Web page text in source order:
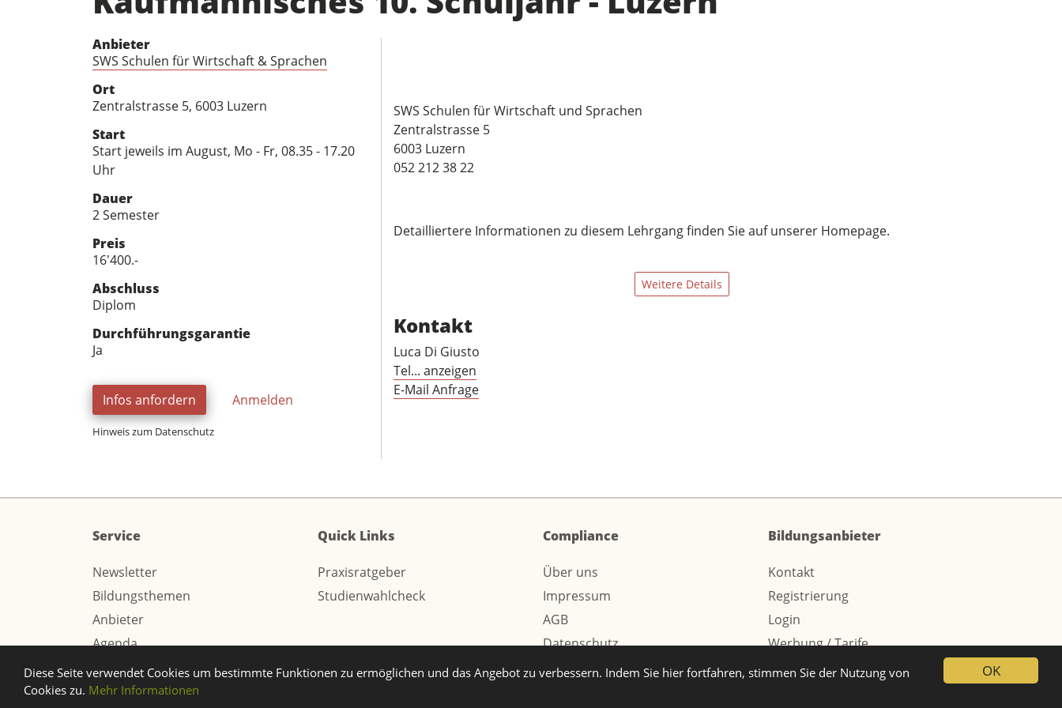
OK
Diese Seite verwendet Cookies um bestimmte Funktionen zu ermöglichen und das Angebot zu verbessern. Indem Sie hier fortfahren, stimmen Sie der Nutzung von
Cookies zu. Mehr Informationen
Anbieter
SWS Schulen für Wirtschaft & Sprachen
Ort
Zentralstrasse 5, 6003 Luzern
Start
Start jeweils im August, Mo - Fr, 08.35 - 17.20
Uhr
Dauer
2 Semester
Preis
16'400.-
Abschluss
Diplom
Durchführungsgarantie
Ja
Infos anfordern Anmelden
Hinweis zum Datenschutz
SWS Schulen für Wirtschaft und Sprachen
Zentralstrasse 5
6003 Luzern
052 212 38 22
Detailliertere Informationen zu diesem Lehrgang finden Sie auf unserer Homepage.
Weitere Details
Kontakt
Luca Di Giusto
Tel... anzeigen
E-Mail Anfrage
Service
Newsletter
Bildungsthemen
Anbieter
Agenda
Quick Links
Praxisratgeber
Studienwahlcheck
Compliance
Über uns
Impressum
AGB
Datenschutz
Bildungsanbieter
Kontakt
Registrierung
Login
Werbung / Tarife
© 2026 Webtech AG